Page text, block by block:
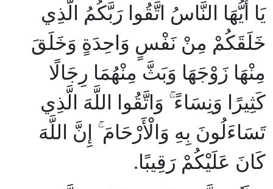
يَا أَيُّهَا النَّاسُ اتَّقُوا رَبَّكُمُ الَّذِي
خَلَقَكُمْ مِنْ نَفْسٍ وَاحِدَةٍ وَخَلَقَ
مِنْهَا زَوْجَهَا وَبَثَّ مِنْهُمَا رِجَالًا
كَثِيرًا وَنِسَاءً ۚ وَاتَّقُوا اللَّهَ الَّذِي
تَسَاءَلُونَ بِهِ وَالْأَرْحَامَ ۚ إِنَّ اللَّهَ
كَانَ عَلَيْكُمْ رَقِيبًا.